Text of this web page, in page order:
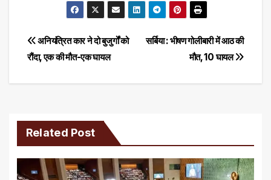
Post
navigation
सर्बिया : भीषण गोलीबारी में आठ की
मौत, 10 घायल
अनियंत्रित कार ने दो बुजुर्गों को
रौंदा, एक की मौत-एक घायल
Related Post